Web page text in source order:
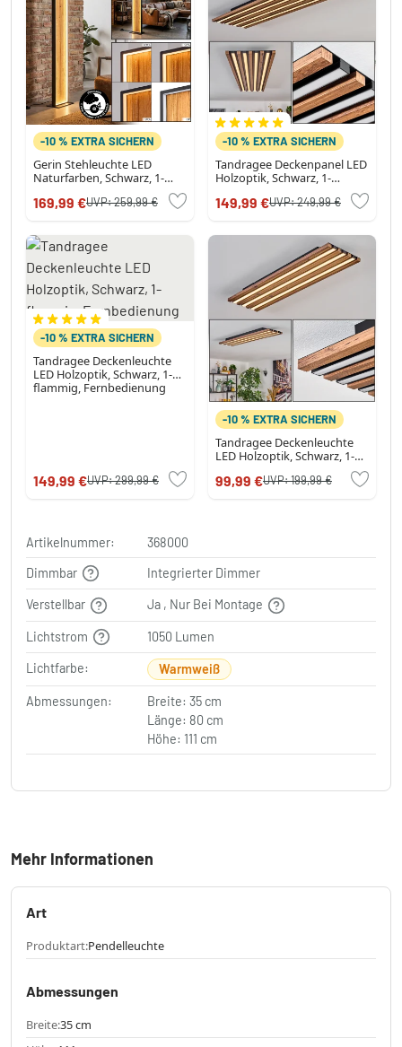
-10 % EXTRA SICHERN
Gerin Stehleuchte LED
Naturfarben, Schwarz, 1-
169,99 €UVP:259,99 €
-10 % EXTRA SICHERN
Tandragee Deckenpanel LED
Holzoptik, Schwarz, 1-
149,99 €UVP:249,99 €
-10 % EXTRA SICHERN
Tandragee Deckenleuchte
LED Holzoptik, Schwarz, 1-
flammig, Fernbedienung
149,99 €UVP:299,99 €
-10 % EXTRA SICHERN
Tandragee Deckenleuchte
LED Holzoptik, Schwarz, 1-
99,99 €UVP:199,99 €
Artikelnummer:
368000
Dimmbar
Integrierter Dimmer
Verstellbar Ja , Nur Bei Montage
Lichtstrom 1050 Lumen
Lichtfarbe: Warmweiß
Abmessungen:
Breite: 35 cm
Länge: 80 cm
Höhe: 111 cm
Mehr Informationen
Art
Produktart:Pendelleuchte
Abmessungen
Breite:35 cm